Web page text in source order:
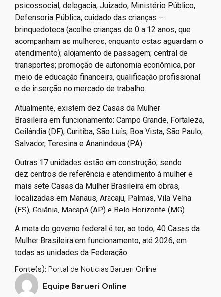
psicossocial; delegacia; Juizado; Ministério Público,
Defensoria Pública; cuidado das crianças –
brinquedoteca (acolhe crianças de 0 a 12 anos, que
acompanham as mulheres, enquanto estas aguardam o
atendimento); alojamento de passagem; central de
transportes; promoção de autonomia econômica, por
meio de educação financeira, qualificação profissional
e de inserção no mercado de trabalho.
Atualmente, existem dez Casas da Mulher
Brasileira em funcionamento: Campo Grande, Fortaleza,
Ceilândia (DF), Curitiba, São Luís, Boa Vista, São Paulo,
Salvador, Teresina e Ananindeua (PA).
Outras 17 unidades estão em construção, sendo
dez centros de referência e atendimento à mulher e
mais sete Casas da Mulher Brasileira em obras,
localizadas em Manaus, Aracaju, Palmas, Vila Velha
(ES), Goiânia, Macapá (AP) e Belo Horizonte (MG).
A meta do governo federal é ter, ao todo, 40 Casas da
Mulher Brasileira em funcionamento, até 2026, em
todas as unidades da Federação.
Fonte(s): Portal de Noticias Barueri Online
Equipe Barueri Online